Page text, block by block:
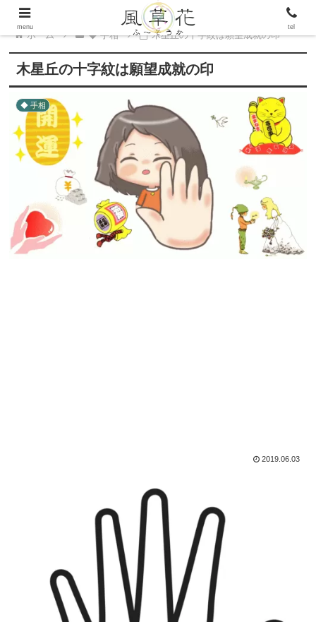
ホーム ◆ 手相 木星丘の十字紋は願望成就の印
木星丘の十字紋は願望成就の印
◆ 手相
2019.06.03
menu tel